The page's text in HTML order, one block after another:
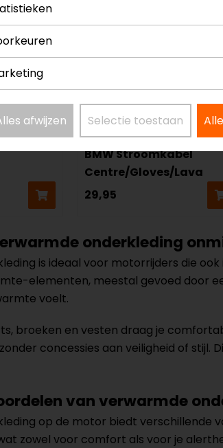
Macna
BMW Stroomkabel
Centre/Gloves/Lava
29,95
onderkleding
is ideaal voor motorrijders die
elementen, meestal gevoed door
voelt.
broeken en vesten draag je
concessies aan veiligheid of
van verwarmde
op de motor biedt verschillende
zowel voor comfort als voor je
afwijzen Selectie toestaan